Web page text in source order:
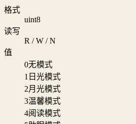
格式
uint8
读写
R / W / N
值
0无模式
1 日光模式
2月光模式
3温馨模式
4阅读模式